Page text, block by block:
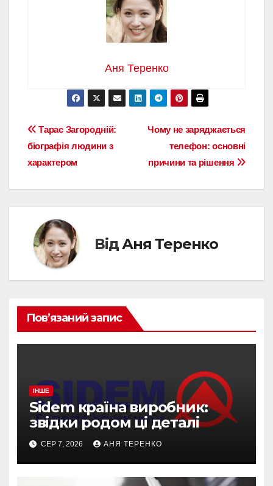
Аня Теренко
Навігація
записів
Чому не заряджається
телефон: основні
причини та рішення
Тарас Загородній:
біографія людини з
характером
ВідАня Теренко
Пов’язаний запис
ІНШЕ
Sidem країна виробник:
звідки родом ці деталі
СЕР 7, 2026 АНЯ ТЕРЕНКО